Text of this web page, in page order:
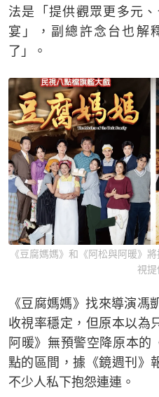
法是「提供觀眾更多元
宴」，副總許念台也解
了」。
《豆腐媽媽》和《阿松與阿暖》
視提
《豆腐媽媽》找來導演馮
收視率穩定，但原本以為
阿暖》無預警空降原本的
點的區間，據《鏡週刊》
不少人私下抱怨連連。